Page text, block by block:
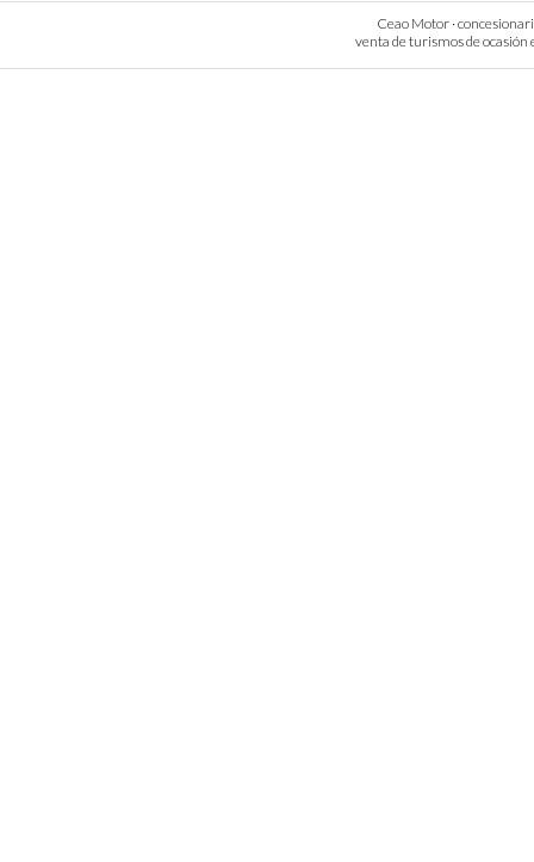
Ceao Motor ·
venta de turismos de ocasión